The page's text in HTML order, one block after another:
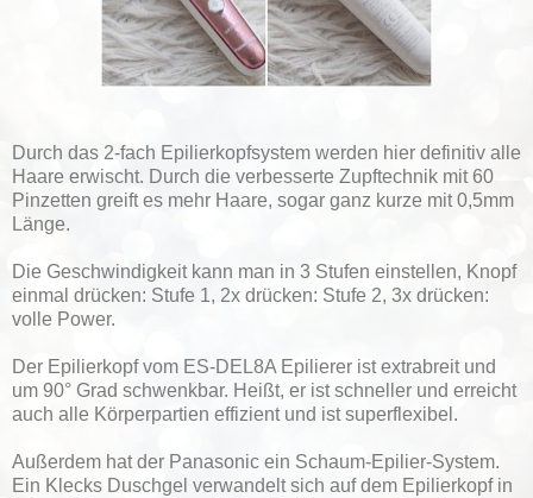
Durch das 2-fach Epilierkopfsystem werden hier definitiv alle
Haare erwischt. Durch die verbesserte Zupftechnik mit 60
Pinzetten greift es mehr Haare, sogar ganz kurze mit 0,5mm
Länge.
Die Geschwindigkeit kann man in 3 Stufen einstellen, Knopf
einmal drücken: Stufe 1, 2x drücken: Stufe 2, 3x drücken:
volle Power.
Der Epilierkopf vom ES-DEL8A Epilierer ist extrabreit und
um 90° Grad schwenkbar. Heißt, er ist schneller und erreicht
auch alle Körperpartien effizient und ist superflexibel.
Außerdem hat der Panasonic ein Schaum-Epilier-System.
Ein Klecks Duschgel verwandelt sich auf dem Epilierkopf in